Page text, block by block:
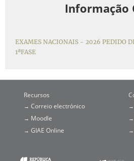
Informação
EXAMES NACIONAIS - 2026 PEDIDO
1ªFASE
Recursos
→ Correio electrónico
→ Moodle
→ GIAE Online
→
→
→